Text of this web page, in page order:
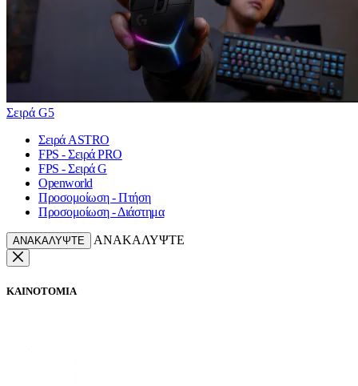
Σειρά G5
Σειρά ASTRO
FPS - Σειρά PRO
FPS - Σειρά G
Openworld
Προσομοίωση - Πτήση
Προσομοίωση - Διάστημα
ΑΝΑΚΑΛΥΨΤΕ ΑΝΑΚΑΛΥΨΤΕ
ΚΑΙΝΟΤΟΜΙΑ